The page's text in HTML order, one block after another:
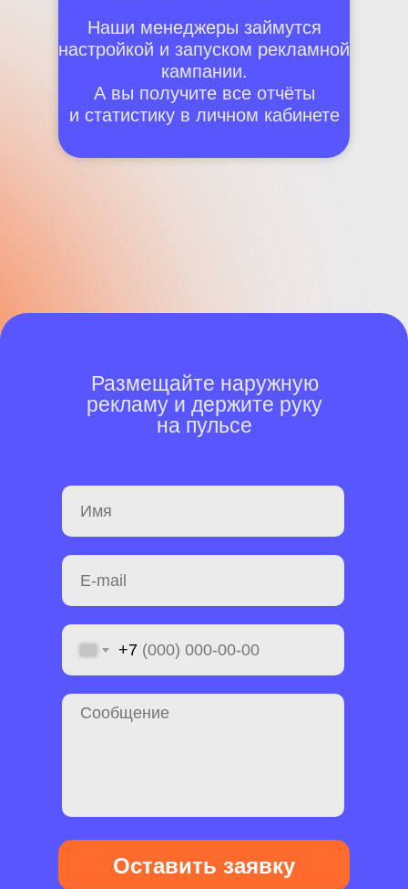
Наши менеджеры займутся
настройкой и запуском рекламной
кампании.
А вы получите все отчёты
и статистику в личном кабинете
Размещайте наружную
рекламу и держите руку
на пульсе
+7
Оставить заявку